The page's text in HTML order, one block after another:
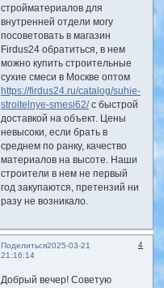
стройматериалов для
внутренней отдели могу
посоветовать в магазин
Firdus24 обратиться, в нем
можно купить строительные
сухие смеси в Москве оптом
https://firdus24.ru/catalog/suhie-
stroitelnye-smesi62/с быстрой
доставкой на объект. Цены
невысоки, если брать в
среднем по ранку, качество
материалов на высоте. Наши
строители в нем не первый
год закупаются, претензий ни
разу не возникало.
Поделиться 4
2025-03-21
21:16:14
Добрый вечер! Советую